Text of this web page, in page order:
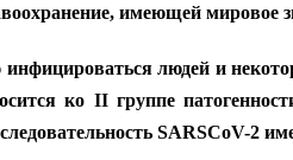
имеющей мировое
инфицироваться людей и
ко II группе
SARSCoV-2